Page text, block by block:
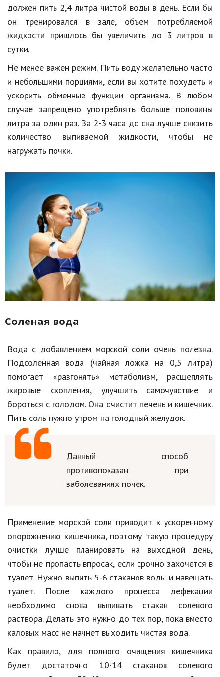
должен пить 2,4 литра чистой воды в день. Если бы
он тренировался в зале, объем потребляемой
жидкости пришлось бы увеличить до 3 литров в
сутки.
Не менее важен режим. Пить воду желательно часто
и небольшими порциями, если вы хотите похудеть и
ускорить обменные функции организма. В любом
случае запрещено употреблять больше половины
литра за один раз. За 2-3 часа до сна лучше снизить
количество выпиваемой жидкости, чтобы не
нагружать почки.
Соленая вода
Вода с добавлением морской соли очень полезна.
Подсоленная вода (чайная ложка на 0,5 литра)
помогает «разгонять» метаболизм, расщеплять
жировые скопления, улучшить самочувствие и
бороться с голодом. Она очистит печень и кишечник.
Пить соль нужно утром на голодный желудок.
Данный способ
противопоказан при
заболеваниях почек.
Применение морской соли приводит к ускоренному
опорожнению кишечника, поэтому такую процедуру
очистки лучше планировать на выходной день,
чтобы не пропасть впросак, если срочно захочется в
туалет. Нужно выпить 5-6 стаканов воды и навещать
туалет. После каждого процесса дефекации
необходимо снова выпивать стакан солевого
раствора. Делать это нужно до тех пор, пока вместо
каловых масс не начнет выходить чистая вода.
Как правило, для полного очищения кишечника
будет достаточно 10-14 стаканов солевого